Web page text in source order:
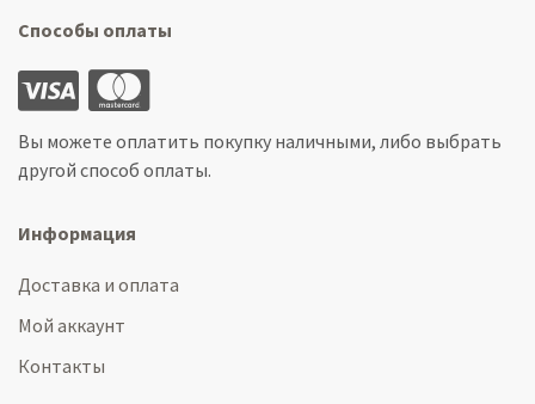
Способы оплаты
Вы можете оплатить покупку наличными, либо выбрать
другой способ оплаты.
Информация
Доставка и оплата
Мой аккаунт
Контакты